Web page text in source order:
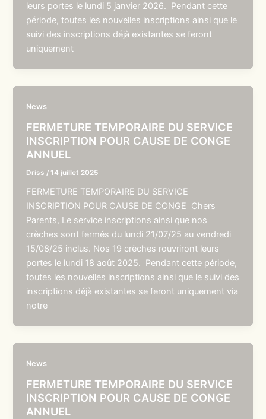
leurs portes le lundi 5 janvier 2026. Pendant cette
période, toutes les nouvelles inscriptions ainsi que le
suivi des inscriptions déjà existantes se feront
uniquement
News
FERMETURE TEMPORAIRE DU SERVICE
INSCRIPTION POUR CAUSE DE CONGE
ANNUEL
Driss /14 juillet 2025
FERMETURE TEMPORAIRE DU SERVICE
INSCRIPTION POUR CAUSE DE CONGE Chers
Parents, Le service inscriptions ainsi que nos
crèches sont fermés du lundi 21/07/25 au vendredi
15/08/25 inclus. Nos 19 crèches rouvriront leurs
portes le lundi 18 août 2025. Pendant cette période,
toutes les nouvelles inscriptions ainsi que le suivi des
inscriptions déjà existantes se feront uniquement via
notre
News
FERMETURE TEMPORAIRE DU SERVICE
INSCRIPTION POUR CAUSE DE CONGE
ANNUEL